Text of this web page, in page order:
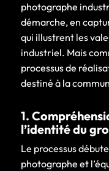
photographe
démarche, en
qui illustrent les
industriel. Mais
processus de
destiné à la
1.
l’identité du
Le processus
photographe et